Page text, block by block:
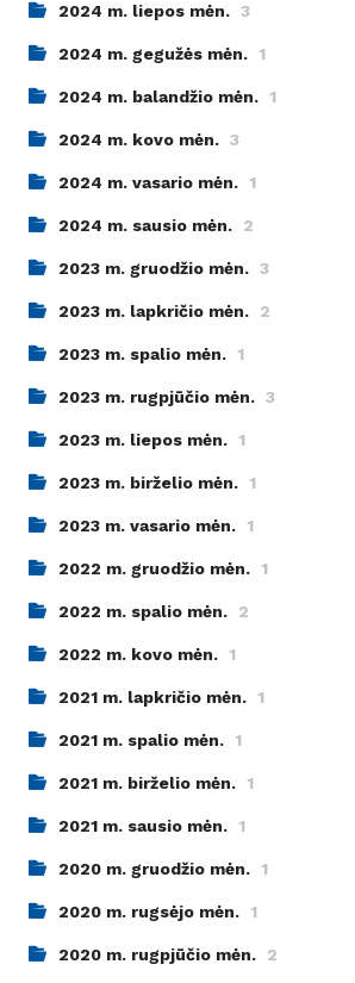
2024 m. liepos mėn. 3
2024 m. gegužės mėn. 1
2024 m. balandžio mėn. 1
2024 m. kovo mėn. 3
2024 m. vasario mėn. 1
2024 m. sausio mėn. 2
2023 m. gruodžio mėn. 3
2023 m. lapkričio mėn. 2
2023 m. spalio mėn. 1
2023 m. rugpjūčio mėn. 3
2023 m. liepos mėn. 1
2023 m. birželio mėn. 1
2023 m. vasario mėn. 1
2022 m. gruodžio mėn. 1
2022 m. spalio mėn. 2
2022 m. kovo mėn. 1
2021 m. lapkričio mėn. 1
2021 m. spalio mėn. 1
2021 m. birželio mėn. 1
2021 m. sausio mėn. 1
2020 m. gruodžio mėn. 1
2020 m. rugsėjo mėn. 1
2020 m. rugpjūčio mėn. 2